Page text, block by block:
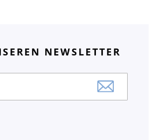
NEWSLETTER